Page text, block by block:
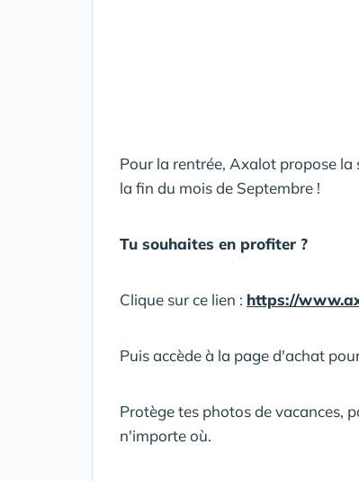
Pour la rentrée, Axalot propose
la fin du mois de Septembre !
Tu souhaites en profiter ?
Clique sur ce lien : https://
Puis accède à la page d'achat
Protège tes photos de vacances,
n'importe où.